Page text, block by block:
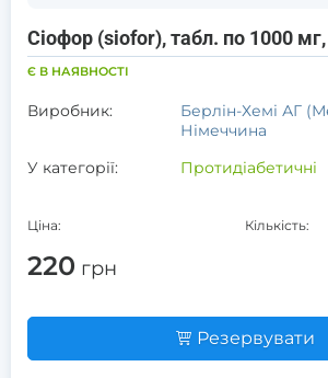
Сіофор (siofor), табл. по 1000
Є В НАЯВНОСТІ
Виробник:
Берлін-Хемі АГ
Німеччина
У категорії:
Протидіабетичні
Ціна:
220 грн
Кількість:
Резервувати